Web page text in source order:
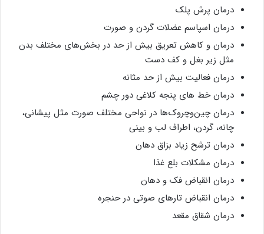
درمان پرش پلک
درمان اسپاسم عضلات گردن و صورت
درمان و کاهش تعریق بیش از حد در بخش‌های مختلف بدن
مثل زیر بغل و کف دست
درمان فعالیت بیش از حد مثانه
درمان خط های پنجه کلاغی دور چشم
درمان چین‌وچروک‌ها در نواحی مختلف صورت مثل پیشانی،
چانه، گردن، اطراف لب و بینی
درمان ترشح زیاد بزاق دهان
درمان مشکلات بلع غذا
درمان انقباض فک و دهان
درمان انقباض تارهای صوتی در حنجره
درمان شقاق مقعد